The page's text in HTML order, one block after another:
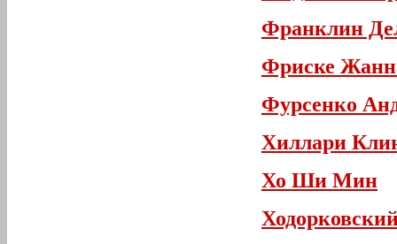
Франклин
Фриске
Фурсенко
Хиллари
Хо Ши Мин